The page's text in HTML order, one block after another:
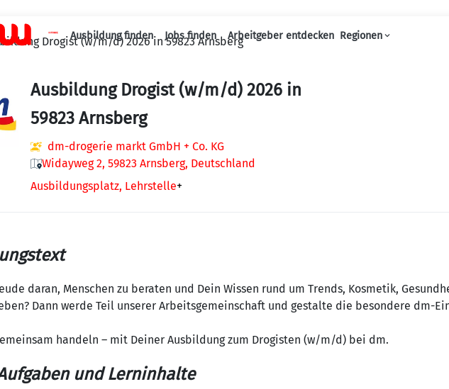
Haupt-Navigation
Ausbildung finden Jobs finden Arbeitgeber entdecken Regionen
Drogist (w/m/d) 2026 in 59823 Arnsberg
Ausbildung Drogist (w/m/d) 2026 in
59823 Arnsberg
dm-drogerie markt GmbH + Co. KG
Widayweg 2, 59823 Arnsberg, Deutschland
Ausbildungsplatz, Lehrstelle+
daran, Menschen zu beraten und Dein Wissen rund um Trends, Kosmetik,
Dann werde Teil unserer Arbeitsgemeinschaft und gestalte die besondere dm-
handeln – mit Deiner Ausbildung zum Drogisten (w/m/d) bei dm.
und Lerninhalte